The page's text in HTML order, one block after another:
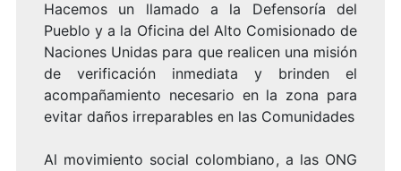
Hacemos un llamado a la Defensoría del
Pueblo y a la Oficina del Alto Comisionado de
Naciones Unidas para que realicen una misión
de verificación inmediata y brinden el
acompañamiento necesario en la zona para
evitar daños irreparables en las Comunidades
Al movimiento social colombiano, a las ONG